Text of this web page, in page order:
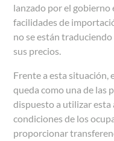
lanzado por el gobierno
facilidades de
no se están
sus precios.
Frente a esta situación,
queda como una de las
dispuesto a utilizar
condiciones de los
proporcionar